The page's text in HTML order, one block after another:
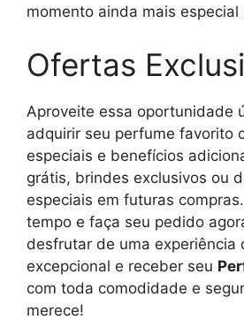
momento ainda mais especial
Ofertas
Aproveite essa oportunidade
adquirir seu perfume favorito
especiais e benefícios
grátis, brindes exclusivos ou
especiais em futuras
tempo e faça seu pedido
desfrutar de uma experiência
excepcional e receber seu
com toda comodidade e
merece!